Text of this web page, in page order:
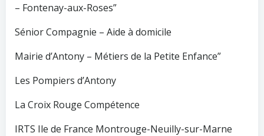
– Fontenay-aux-Roses”
Sénior Compagnie – Aide à domicile
Mairie d’Antony – Métiers de la Petite Enfance”
Les Pompiers d’Antony
La Croix Rouge Compétence
IRTS Ile de France Montrouge-Neuilly-sur-Marne